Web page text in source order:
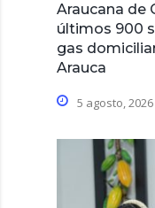
Araucana de
últimos 900
gas
Arauca
5 agosto, 2026